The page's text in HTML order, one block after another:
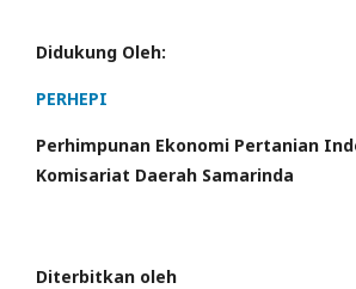
Didukung Oleh:
PERHEPI
Perhimpunan Ekonomi Pertanian
Komisariat Daerah Samarinda
Diterbitkan oleh